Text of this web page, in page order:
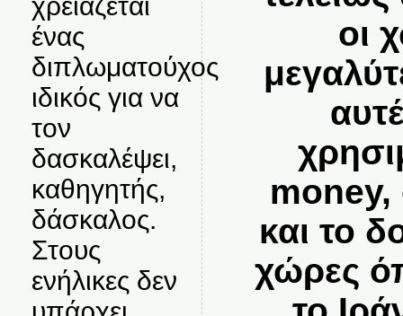
ένας
διπλωματούχος
ιδικός για να
τον
δασκαλέψει,
καθηγητής,
δάσκαλος.
Στους
ενήλικες δεν
οι
και το
χώρες